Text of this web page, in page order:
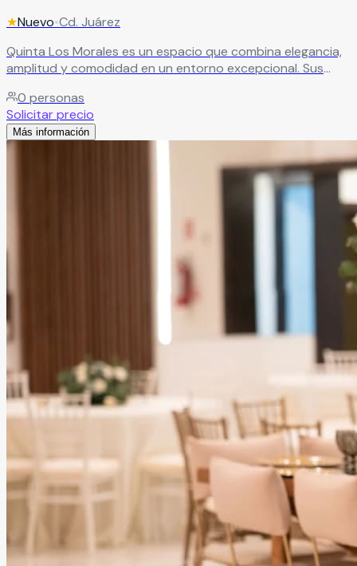
★Nuevo•Cd. Juárez
Quinta Los Morales es un espacio que combina elegancia,
amplitud y comodidad en un entorno excepcional. Sus
están diseñados para crear eventos mágicos, ideales para
bodas, XV años y celebraciones especiales que dejarán
huella en todos los invitados.
0 personas
Solicitar precio
Más información